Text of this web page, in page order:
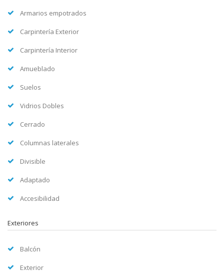
Armarios empotrados
Carpintería Exterior
Carpintería Interior
Amueblado
Suelos
Vidrios Dobles
Cerrado
Columnas laterales
Divisible
Adaptado
Accesibilidad
Exteriores
Balcón
Exterior